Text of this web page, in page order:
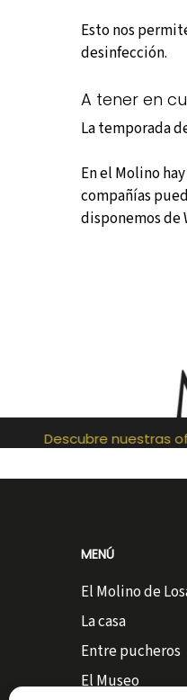
Esto nos
desinfección.
A tener en
La temporada
En el Molino
compañías
disponemos de
Descubre nuestras
MENÚ
El Molino de
La casa
Entre pucheros
El Museo